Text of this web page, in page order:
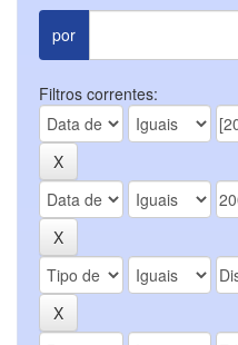
por
Filtros correntes: